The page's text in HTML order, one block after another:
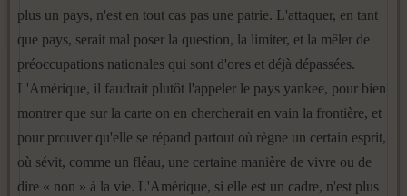
plus un pays, n'est en tout cas pas une patrie. L'attaquer, en tant
que pays, serait mal poser la question, la limiter, et la mêler de
préoccupations nationales qui sont d'ores et déjà dépassées.
L'Amérique, il faudrait plutôt l'appeler le pays yankee, pour bien
montrer que sur la carte on en chercherait en vain la frontière, et
pour prouver qu'elle se répand partout où règne un certain esprit,
où sévit, comme un fléau, une certaine manière de vivre ou de
dire « non » à la vie. L'Amérique, si elle est un cadre, n'est plus